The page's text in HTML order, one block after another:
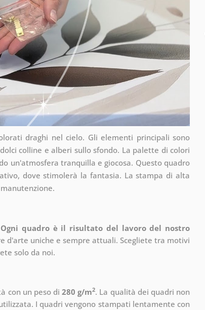
draghi nel cielo. Gli elementi principali sono
colline e alberi sullo sfondo. La palette di colori
un'atmosfera tranquilla e giocosa. Questo quadro
dove stimolerà la fantasia. La stampa di alta
Ogni quadro è il risultato del lavoro del nostro
d'arte uniche e sempre attuali. Scegliete tra motivi
solo da noi.
con un peso di280 g/m2. La qualità dei quadri non
I quadri vengono stampati lentamente con